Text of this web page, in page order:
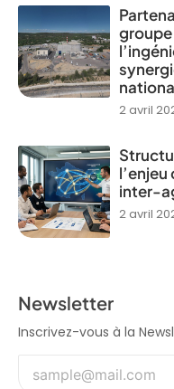
groupe
2 avril
inter-
2 avril
Newsletter
Inscrivez-vous à la